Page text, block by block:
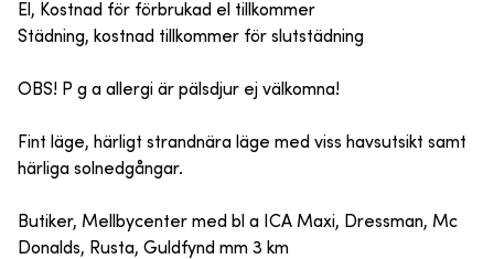
El, Kostnad för förbrukad el tillkommer
Städning, kostnad tillkommer för slutstädning
OBS! P g a allergi är pälsdjur ej välkomna!
Fint läge, härligt strandnära läge med viss havsutsikt samt
härliga solnedgångar.
Butiker, Mellbycenter med bl a ICA Maxi, Dressman, Mc
Donalds, Rusta, Guldfynd mm 3 km